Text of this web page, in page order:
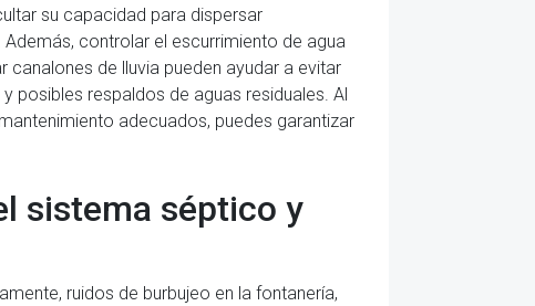
su capacidad para dispersar
controlar el escurrimiento de agua
de lluvia pueden ayudar a evitar
posibles respaldos de aguas residuales. Al
adecuados, puedes garantizar
sistema séptico y
ruidos de burbujeo en la fontanería,